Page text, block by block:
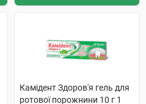
Камідент Здоров'я гель для
ротової порожнини 10 г 1